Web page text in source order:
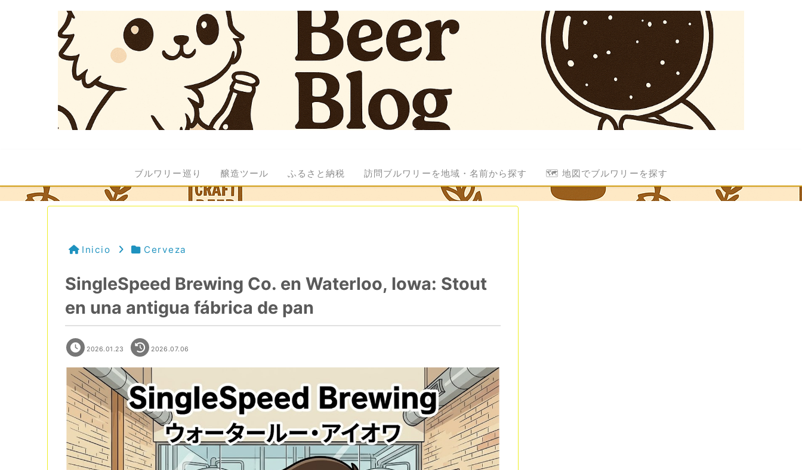
ブルワリー巡り 醸造ツール ふるさと納税 訪問ブルワリーを地域・名前から探す 🗺️ 地図でブルワリーを探す
Inicio Cerveza
SingleSpeed Brewing Co. en Waterloo, Iowa: Stout
en una antigua fábrica de pan
2026.01.23 2026.07.06